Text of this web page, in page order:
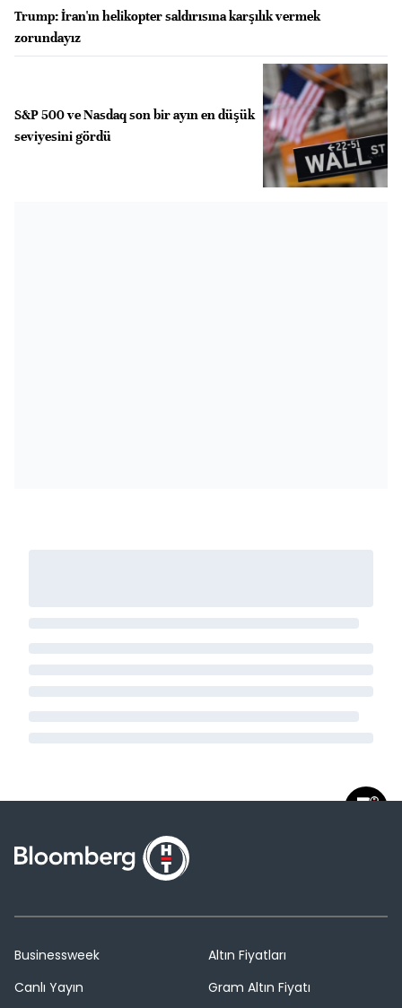
Trump: İran'ın helikopter saldırısına karşılık vermek
zorundayız
S&P 500 ve Nasdaq son bir ayın en düşük
seviyesini gördü
Businessweek
Canlı Yayın
Altın Fiyatları
Gram Altın Fiyatı